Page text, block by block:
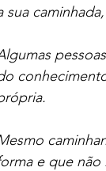
sua
e que